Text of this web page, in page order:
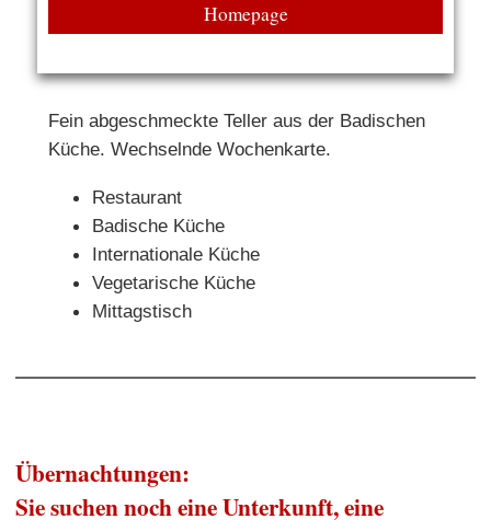
Homepage
Fein abgeschmeckte Teller aus der Badischen
Küche. Wechselnde Wochenkarte.
Restaurant
Badische Küche
Internationale Küche
Vegetarische Küche
Mittagstisch
Übernachtungen:
Sie suchen noch eine Unterkunft, eine